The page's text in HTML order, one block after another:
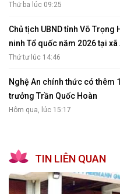
Thứ ba lúc 09:25
Chủ tịch UBND tỉnh Võ
ninh Tổ quốc năm 2026 tại xã
Thứ tư lúc 14:46
Nghệ An chính thức có thêm
trưởng Trần Quốc Hoàn
Hôm qua, lúc 15:17
TIN LIÊN QUAN